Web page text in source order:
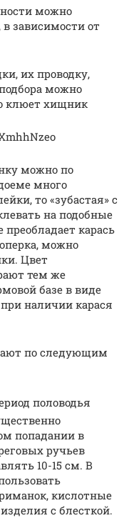
можно
зависимости от
их проводку,
можно
клюет хищник
можно по
много
то «зубастая» с
на подобные
карась
можно
Цвет
тем же
базе в виде
наличии карася
по следующим
половодья
попадании в
ручьев
10-15 см. В
кислотные
с блесткой.